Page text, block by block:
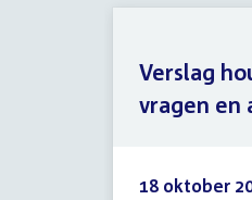
18 oktober
Verslag
vragen en